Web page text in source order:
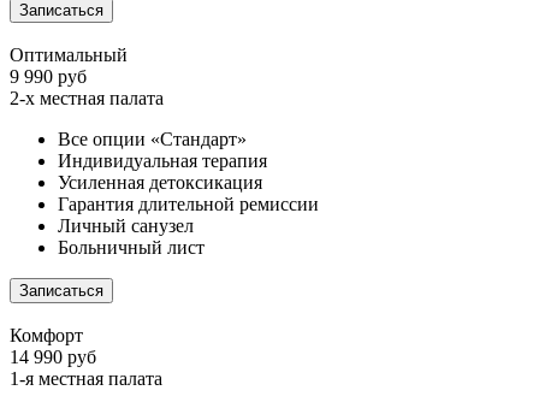
Записаться
Оптимальный
9 990 руб
2-х местная палата
Все опции «Стандарт»
Индивидуальная терапия
Усиленная детоксикация
Гарантия длительной ремиссии
Личный санузел
Больничный лист
Записаться
Комфорт
14 990 руб
1-я местная палата